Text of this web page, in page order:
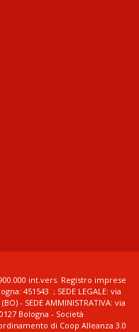
int.vers. Registro imprese
451543 ; SEDE LEGALE: via
- SEDE AMMINISTRATIVA: via
Bologna - Società
di Coop Alleanza 3.0